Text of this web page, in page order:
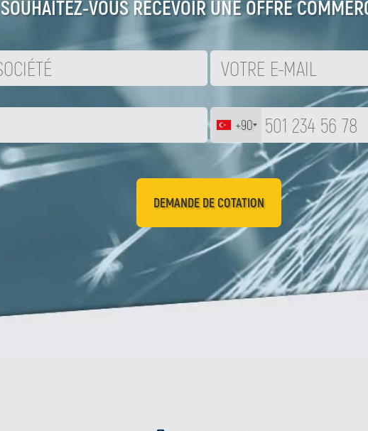
SOUHAITEZ-VOUS RECEVOIR UNE OFFRE
+90
DEMANDE DE COTATION